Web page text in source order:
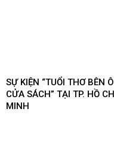
SỰ KIỆN “TUỔI THƠ BÊN Ô
CỬA SÁCH” TẠI TP. HỒ CHÍ
MINH